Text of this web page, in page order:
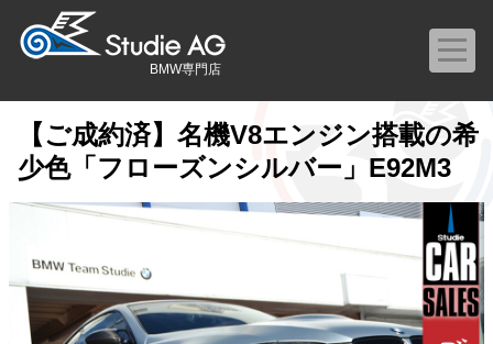
BMW専門店
【ご成約済】名機V8エンジン搭載の希
少色「フローズンシルバー」E92M3